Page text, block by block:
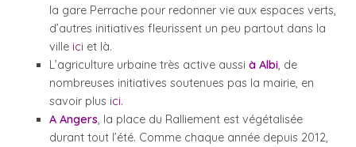
la gare Perrache pour redonner vie aux espaces verts,
d’autres initiatives fleurissent un peu partout dans la
ville ici et là.
L’agriculture urbaine très active aussià Albi, de
nombreuses initiatives soutenues pas la mairie, en
savoir plus ici.
A Angers, la place du Ralliement est végétalisée
durant tout l’été. Comme chaque année depuis 2012,